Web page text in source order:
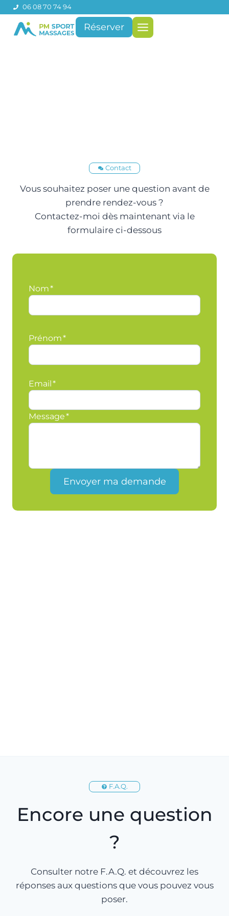
Aller
contenu
06 08 70 74 94
Réserver
Contact
Vous souhaitez poser une question avant de
prendre rendez-vous ?
Contactez-moi dès maintenant via le
formulaire ci-dessous
Nom*
Prénom*
Email*
Message*
Envoyer ma demande
F.A.Q.
Encore une question
?
Consulter notre F.A.Q. et découvrez les
réponses aux questions que vous pouvez vous
poser.